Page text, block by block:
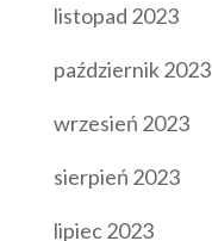
listopad 2023
październik 2023
wrzesień 2023
sierpień 2023
lipiec 2023